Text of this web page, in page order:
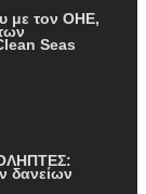
με τον ΟΗΕ,
Seas
δανείων